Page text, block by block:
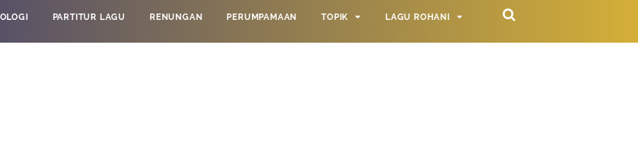
PARTITUR LAGU RENUNGAN PERUMPAMAAN TOPIK LAGU ROHANI